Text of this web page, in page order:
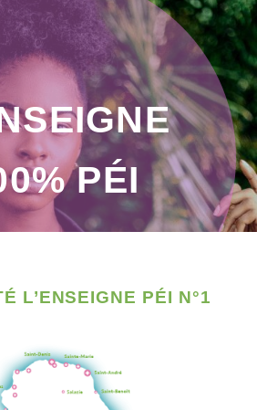
PÉI
L’ENSEIGNE PÉI N°1